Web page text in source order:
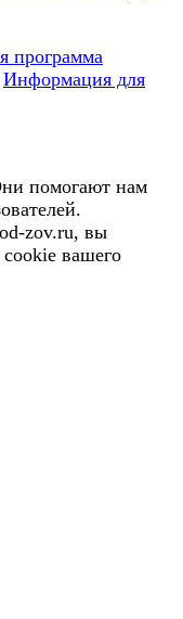
программа
Информация для
помогают нам
zov.ru, вы
cookie вашего